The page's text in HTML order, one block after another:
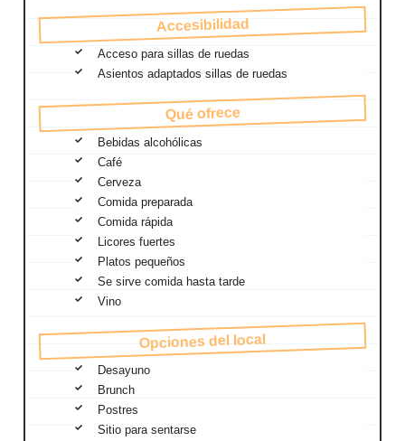
Accesibilidad
Acceso para sillas de ruedas
Asientos adaptados sillas de ruedas
Qué ofrece
Bebidas alcohólicas
Café
Cerveza
Comida preparada
Comida rápida
Licores fuertes
Platos pequeños
Se sirve comida hasta tarde
Vino
Opciones del local
Desayuno
Brunch
Postres
Sitio para sentarse